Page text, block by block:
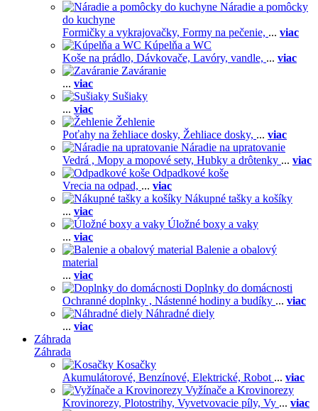
Náradie a pomôcky
do kuchyne
Formičky a vykrajovačky, Formy na pečenie, ... viac
Kúpelňa a WC
Koše na prádlo, Dávkovače, Lavóry, vandle, ... viac
Zaváranie
... viac
Sušiaky
... viac
Žehlenie
Poťahy na žehliace dosky, Žehliace dosky, ... viac
Náradie na upratovanie
Vedrá , Mopy a mopové sety, Hubky a drôtenky ... viac
Odpadkové koše
Vrecia na odpad, ... viac
Nákupné tašky a košíky
... viac
Úložné boxy a vaky
... viac
Balenie a obalový
material
... viac
Doplnky do domácnosti
Ochranné doplnky , Nástenné hodiny a budíky ... viac
Náhradné diely
... viac
Záhrada
Záhrada
Kosačky
Akumulátorové, Benzínové, Elektrické, Robot ... viac
Vyžínače a Krovinorezy
Krovinorezy, Plotostrihy, Vyvetvovacie píly, Vy ... viac